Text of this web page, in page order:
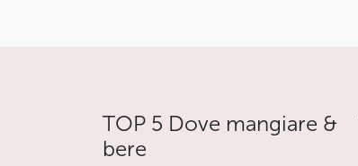
TOP 5 Dove mangiare &
bere